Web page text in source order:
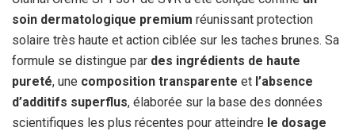
soin dermatologique premium réunissant protection
solaire très haute et action ciblée sur les taches brunes. Sa
formule se distingue par des ingrédients de haute
pureté, une composition transparente et l’absence
d’additifs superflus, élaborée sur la base des données
scientifiques les plus récentes pour atteindre le dosage